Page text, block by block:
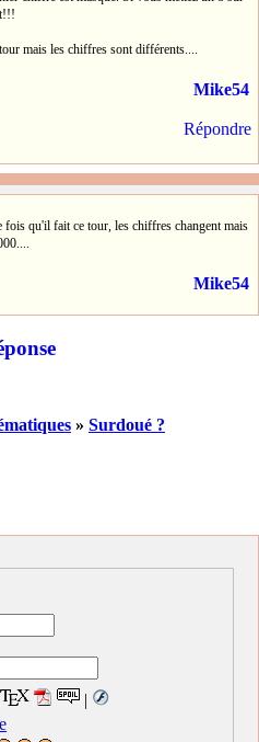
mais les chiffres sont différents....
Mike54
Répondre
fois qu'il fait ce tour, les chiffres changent mais
Mike54
» Surdoué ?
|